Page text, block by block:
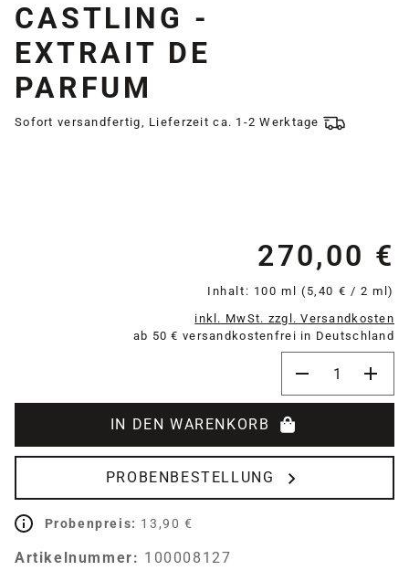
CASTLING -
EXTRAIT DE
PARFUM
Sofort versandfertig, Lieferzeit ca. 1-2 Werktage
270,00 €
Inhalt: 100 ml (5,40 € / 2 ml)
inkl. MwSt. zzgl. Versandkosten
ab 50 € versandkostenfrei in Deutschland
IN DEN WARENKORB
PROBENBESTELLUNG
Probenpreis: 13,90 €
Artikelnummer: 100008127